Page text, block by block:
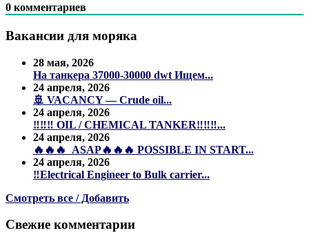
0 комментариев
Вакансии для моряка
28 мая, 2026
На танкера 37000-30000 dwt Ищем...
24 апреля, 2026
🚢 VACANCY — Crude oil...
24 апреля, 2026
‼️‼️‼️ OIL / CHEMICAL TANKER‼️‼️‼️...
24 апреля, 2026
🔥🔥🔥 ASAP🔥🔥🔥 POSSIBLE IN START...
24 апреля, 2026
‼️Electrical Engineer to Bulk carrier...
Смотреть все / Добавить
Свежие комментарии